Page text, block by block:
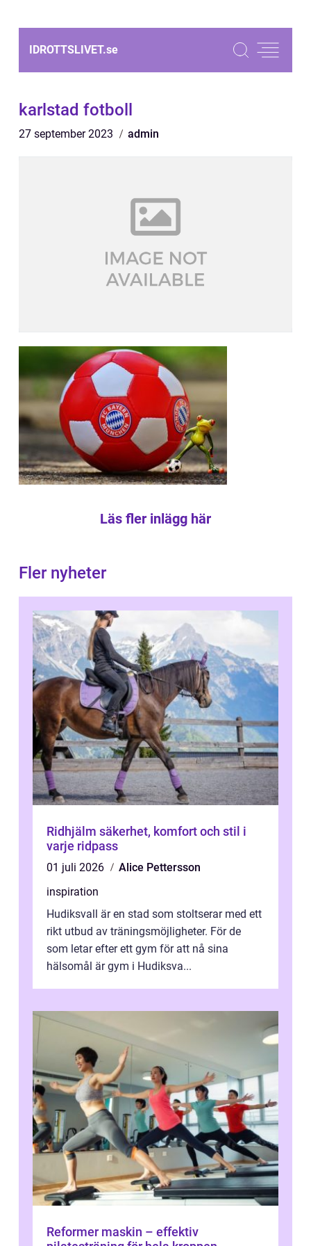
IDROTTSLIVET.se
karlstad fotboll
27 september 2023 admin
Läs fler inlägg här
Fler nyheter
Ridhjälm säkerhet, komfort och stil i
varje ridpass
01 juli 2026
Alice Pettersson
inspiration
Hudiksvall är en stad som stoltserar med ett
rikt utbud av träningsmöjligheter. För de
som letar efter ett gym för att nå sina
hälsomål är gym i Hudiksva...
Reformer maskin – effektiv